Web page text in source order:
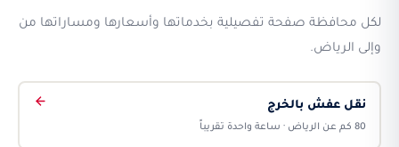
لكل محافظة صفحة تفصيلية بخدماتها وأسعارها ومساراتها من
وإلى الرياض.
نقل عفش بالخرج
80 كم عن الرياض · ساعة واحدة تقريباً